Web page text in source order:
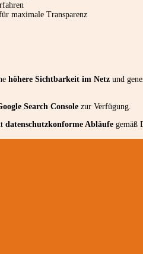
maximale Transparenz
höhere Sichtbarkeit im Netz und
Search Console zur Verfügung.
datenschutzkonforme Abläufe gemäß